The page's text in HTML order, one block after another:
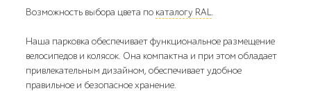
Возможность выбора цвета по каталогу RAL.
Наша парковка обеспечивает функциональное размещение
велосипедов и колясок. Она компактна и при этом обладает
привлекательным дизайном, обеспечивает удобное
правильное и безопасное хранение.